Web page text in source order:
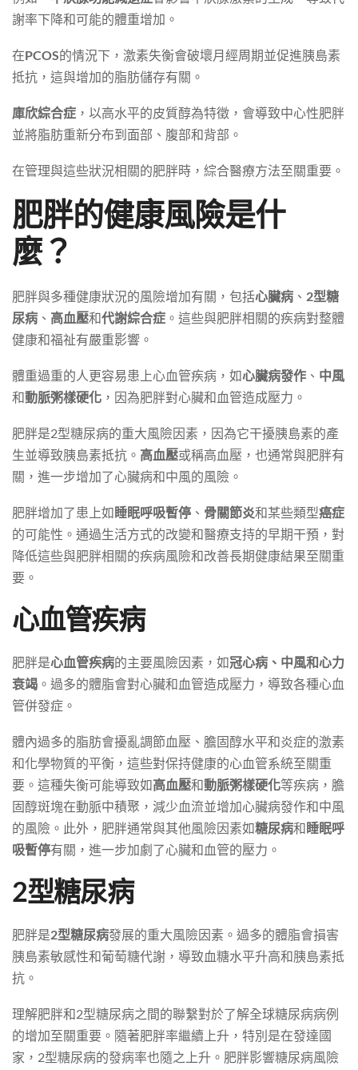
謝率下降和可能的體重增加。
在PCOS的情況下，激素失衡會破壞月經周期並促進胰島素
抵抗，這與增加的脂肪儲存有關。
庫欣綜合症 ，以高水平的皮質醇為特徵，會導致中心性肥胖
並將脂肪重新分布到面部、腹部和背部。
在管理與這些狀況相關的肥胖時，綜合醫療方法至關重要。
肥胖的健康風險是什
麼？
肥胖與多種健康狀況的風險增加有關，包括心臟病 、 2型糖
尿病 、 高血壓和代謝綜合症 。這些與肥胖相關的疾病對整體
健康和福祉有嚴重影響。
體重過重的人更容易患上心血管疾病，如心臟病發作 、 中風
和動脈粥樣硬化 ，因為肥胖對心臟和血管造成壓力。
肥胖是2型糖尿病的重大風險因素，因為它干擾胰島素的產
生並導致胰島素抵抗。 高血壓或稱高血壓，也通常與肥胖有
關，進一步增加了心臟病和中風的風險。
肥胖增加了患上如睡眠呼吸暫停 、 骨關節炎和某些類型癌症
的可能性。通過生活方式的改變和醫療支持的早期干預，對
降低這些與肥胖相關的疾病風險和改善長期健康結果至關重
要。
心血管疾病
肥胖是心血管疾病的主要風險因素，如冠心病、中風和心力
衰竭 。過多的體脂會對心臟和血管造成壓力，導致各種心血
管併發症。
體內過多的脂肪會擾亂調節血壓、膽固醇水平和炎症的激素
和化學物質的平衡，這些對保持健康的心血管系統至關重
要。這種失衡可能導致如高血壓和動脈粥樣硬化等疾病，膽
固醇斑塊在動脈中積聚，減少血流並增加心臟病發作和中風
的風險。此外，肥胖通常與其他風險因素如糖尿病和睡眠呼
吸暫停有關，進一步加劇了心臟和血管的壓力。
2型糖尿病
肥胖是2型糖尿病發展的重大風險因素。過多的體脂會損害
胰島素敏感性和葡萄糖代謝，導致血糖水平升高和胰島素抵
抗。
理解肥胖和2型糖尿病之間的聯繫對於了解全球糖尿病病例
的增加至關重要。隨著肥胖率繼續上升，特別是在發達國
家，2型糖尿病的發病率也隨之上升。肥胖影響糖尿病風險